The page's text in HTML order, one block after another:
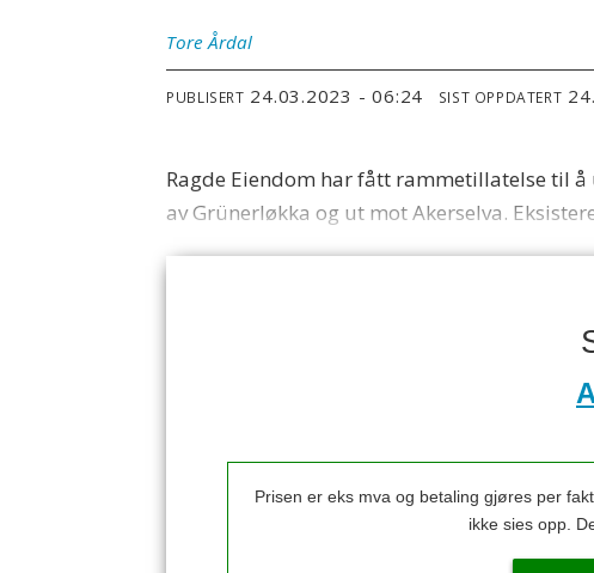
Tore Årdal
PUBLISERT 24.03.2023 - 06:24 SIST OPPDATERT
Ragde Eiendom har fått rammetillatelse til
av Grünerløkka og ut mot Akerselva.
Prisen er eks mva og betaling gjøres per
ikke sies opp.